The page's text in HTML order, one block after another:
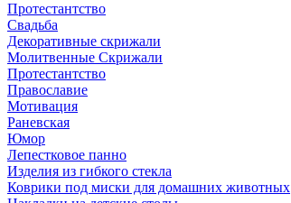
Протестантство
Свадьба
Декоративные скрижали
Молитвенные Скрижали
Протестантство
Православие
Мотивация
Раневская
Юмор
Лепестковое панно
Изделия из гибкого стекла
Коврики под миски для домашних животных